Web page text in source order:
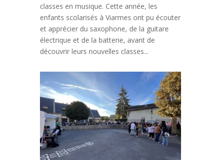
classes en musique. Cette année, les
enfants scolarisés à Viarmes ont pu écouter
et apprécier du saxophone, de la guitare
électrique et de la batterie, avant de
découvrir leurs nouvelles classes...